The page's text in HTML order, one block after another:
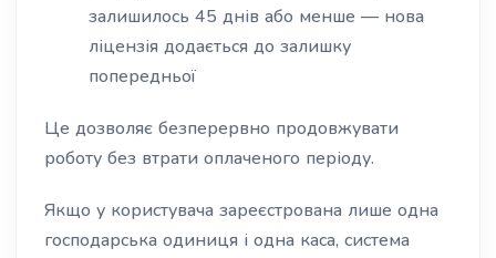
залишилось 45 днів або менше — нова
ліцензія додається до залишку
попередньої
Це дозволяє безперервно продовжувати
роботу без втрати оплаченого періоду.
Якщо у користувача зареєстрована лише одна
господарська одиниця і одна каса, система